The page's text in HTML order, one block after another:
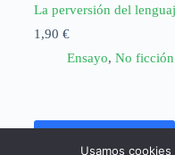
La perversión del
1,90 €
Ensayo, No ficción
Usamos